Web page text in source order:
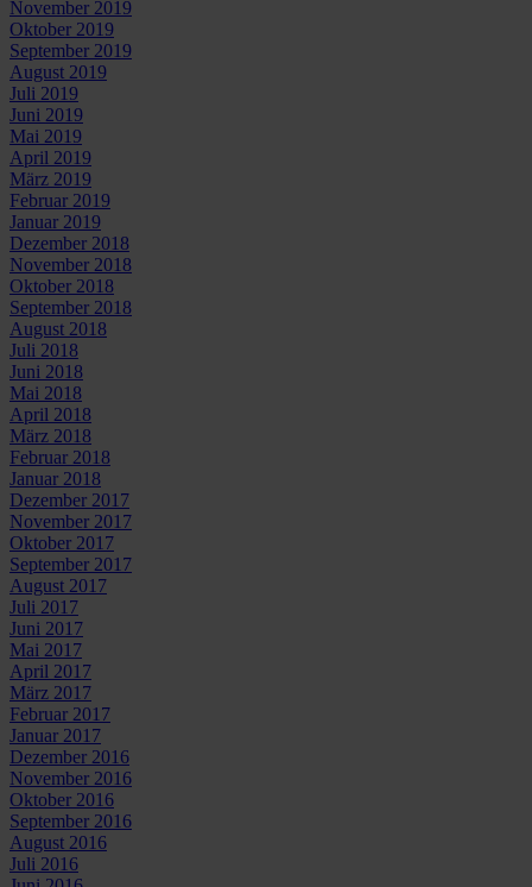
November 2019
Oktober 2019
September 2019
August 2019
Juli 2019
Juni 2019
Mai 2019
April 2019
März 2019
Februar 2019
Januar 2019
Dezember 2018
November 2018
Oktober 2018
September 2018
August 2018
Juli 2018
Juni 2018
Mai 2018
April 2018
März 2018
Februar 2018
Januar 2018
Dezember 2017
November 2017
Oktober 2017
September 2017
August 2017
Juli 2017
Juni 2017
Mai 2017
April 2017
März 2017
Februar 2017
Januar 2017
Dezember 2016
November 2016
Oktober 2016
September 2016
August 2016
Juli 2016